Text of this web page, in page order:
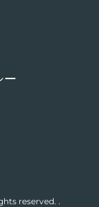
ー
reserved. .